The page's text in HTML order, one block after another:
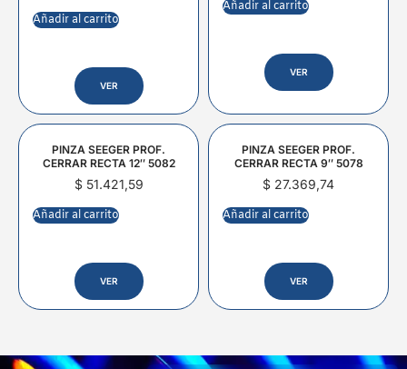
Añadir al carrito
VER
Añadir al carrito
VER
PINZA SEEGER PROF.
CERRAR RECTA 12″ 5082
$51.421,59
Añadir al carrito
VER
PINZA SEEGER PROF.
CERRAR RECTA 9″ 5078
$ 27.369,74
Añadir al carrito
VER